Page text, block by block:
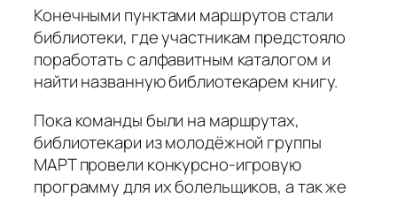
Конечными пунктами маршрутов стали
библиотеки, где участникам предстояло
поработать с алфавитным каталогом и
найти названную библиотекарем книгу.
Пока команды были на маршрутах,
библиотекари из молодёжной группы
МАРТ провели конкурсно-игровую
программу для их болельщиков, а так же